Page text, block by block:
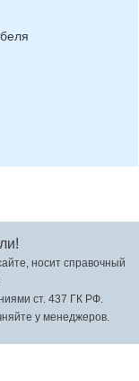
носит справочный
ст. 437 ГК РФ.
у менеджеров.